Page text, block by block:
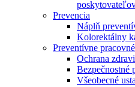
Prevencia
Náplň
Kolorektálny
Preventívne
Ochrana
Bezpečnostné
Všeobecné